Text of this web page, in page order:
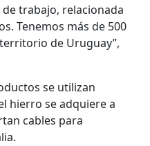
trabajo, relacionada
Tenemos más de 500
de Uruguay”,
se utilizan
hierro se adquiere a
cables para